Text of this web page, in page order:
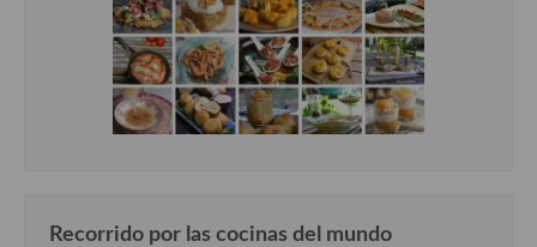
Recorrido por las cocinas del mundo